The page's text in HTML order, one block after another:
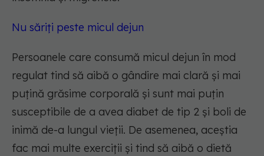
Nu săriți peste micul dejun
Persoanele care consumă micul dejun în mod
regulat tind să aibă o gândire mai clară și mai
puțină grăsime corporală și sunt mai puțin
susceptibile de a avea diabet de tip 2 și boli de
inimă de-a lungul vieții. De asemenea, aceștia
fac mai multe exerciții și tind să aibă o dietă